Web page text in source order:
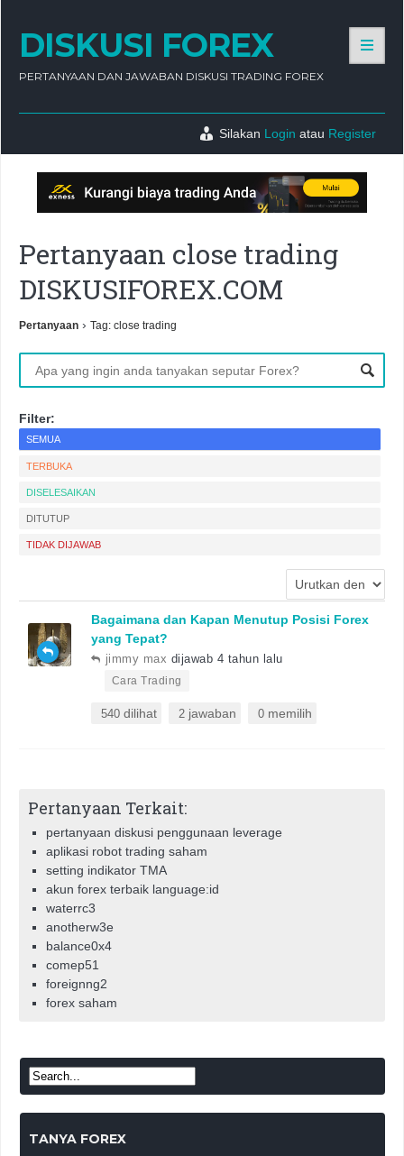
DISKUSI FOREX
PERTANYAAN DAN JAWABAN DISKUSI TRADING FOREX
Silakan Login atau Register
Pertanyaan close trading
DISKUSIFOREX.COM
Pertanyaan › Tag: close trading
Filter:
SEMUA
TERBUKA
DISELESAIKAN
DITUTUP
TIDAK DIJAWAB
Bagaimana dan Kapan Menutup Posisi Forex
yang Tepat?
jimmy max dijawab 4 tahun lalu
Cara Trading
540 dilihat 2 jawaban 0 memilih
Pertanyaan Terkait:
pertanyaan diskusi penggunaan leverage
aplikasi robot trading saham
setting indikator TMA
akun forex terbaik language:id
waterrc3
anotherw3e
balance0x4
comep51
foreignng2
forex saham
TANYA FOREX